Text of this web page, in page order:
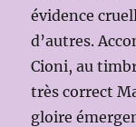
évidence
d’autres.
Cioni, au
très correct
gloire